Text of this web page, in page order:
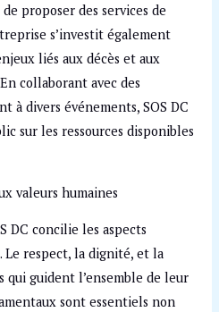
proposer des services de
s’investit également
liés aux décès et aux
collaborant avec des
à divers événements, SOS DC
sur les ressources disponibles
valeurs humaines
DC concilie les aspects
Le respect, la dignité, et la
qui guident l’ensemble de leur
sont essentiels non